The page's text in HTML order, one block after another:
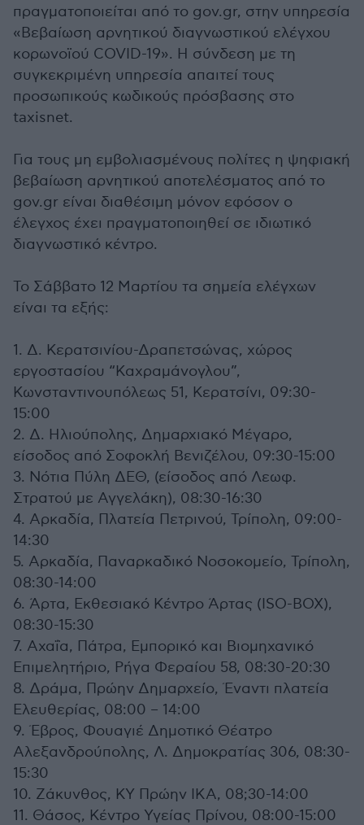
πραγματοποιείται από το gov.gr, στην υπηρεσία
«Βεβαίωση αρνητικού διαγνωστικού ελέγχου
κορωνοϊού COVID-19». Η σύνδεση με τη
συγκεκριμένη υπηρεσία απαιτεί τους
προσωπικούς κωδικούς πρόσβασης στο
taxisnet.
Για τους μη εμβολιασμένους πολίτες η ψηφιακή
βεβαίωση αρνητικού αποτελέσματος από το
gov.gr είναι διαθέσιμη μόνον εφόσον ο
έλεγχος έχει πραγματοποιηθεί σε ιδιωτικό
διαγνωστικό κέντρο.
Το Σάββατο 12 Μαρτίου τα σημεία ελέγχων
είναι τα εξής:
1. Δ. Κερατσινίου-Δραπετσώνας, χώρος
εργοστασίου “Καχραμάνογλου”,
Κωνσταντινουπόλεως 51, Κερατσίνι, 09:30-
15:00
2. Δ. Ηλιούπολης, Δημαρχιακό Μέγαρο,
είσοδος από Σοφοκλή Βενιζέλου, 09:30-15:00
3. Νότια Πύλη ΔΕΘ, (είσοδος από Λεωφ.
Στρατού με Αγγελάκη), 08:30-16:30
4. Αρκαδία, Πλατεία Πετρινού, Τρίπολη, 09:00-
14:30
5. Αρκαδία, Παναρκαδικό Νοσοκομείο, Τρίπολη,
08:30-14:00
6. Άρτα, Εκθεσιακό Κέντρο Άρτας (ISO-BOX),
08:30-15:30
7. Αχαΐα, Πάτρα, Εμπορικό και Βιομηχανικό
Επιμελητήριο, Ρήγα Φεραίου 58, 08:30-20:30
8. Δράμα, Πρώην Δημαρχείο, Έναντι πλατεία
Ελευθερίας, 08:00 – 14:00
9. Έβρος, Φουαγιέ Δημοτικό Θέατρο
Αλεξανδρούπολης, Λ. Δημοκρατίας 306, 08:30-
15:30
10. Ζάκυνθος, ΚΥ Πρώην ΙΚΑ, 08;30-14:00
11. Θάσος, Κέντρο Υγείας Πρίνου, 08:00-15:00